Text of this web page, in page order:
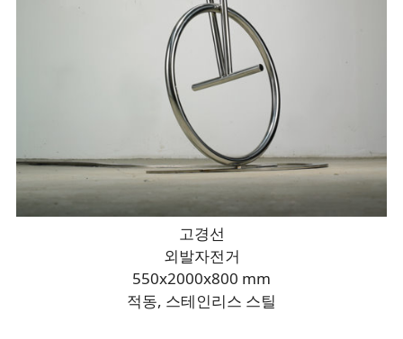
고경선
외발자전거
550x2000x800 mm
적동, 스테인리스 스틸